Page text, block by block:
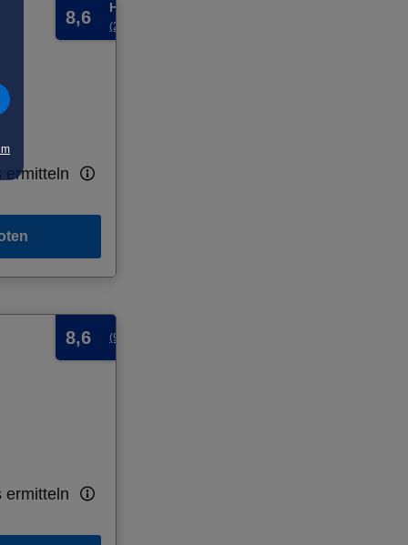
8,6 Hervorragend
(227 Bewertungen)
ermitteln
8,6 (92 Bewertungen)
ermitteln